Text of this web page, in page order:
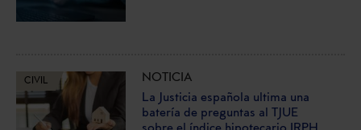
CIVIL
NOTICIA
La Justicia española ultima una
batería de preguntas al TJUE